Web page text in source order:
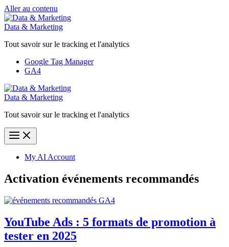
Aller au contenu
Data & Marketing
Tout savoir sur le tracking et l'analytics
Google Tag Manager
GA4
Data & Marketing
Tout savoir sur le tracking et l'analytics
My AI Account
Activation événements recommandés
YouTube Ads : 5 formats de promotion à
tester en 2025